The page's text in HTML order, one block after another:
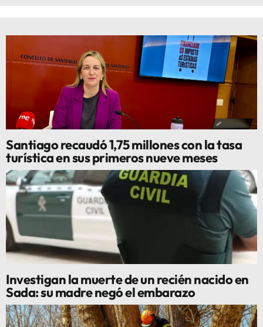
Santiago recaudó 1,75 millones con la tasa
turística en sus primeros nueve meses
Investigan la muerte de un recién nacido en
Sada: su madre negó el embarazo